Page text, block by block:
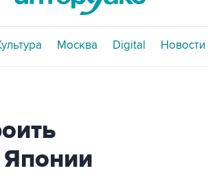
Москва Digital Новости